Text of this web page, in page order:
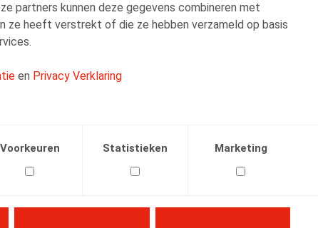
partners kunnen deze gegevens combineren met
ze heeft verstrekt of die ze hebben verzameld op basis
en Privacy Verklaring
Voorkeuren Statistieken Marketing